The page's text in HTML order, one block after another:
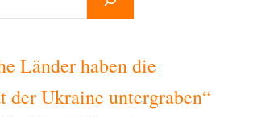
Länder haben die
der Ukraine untergraben“